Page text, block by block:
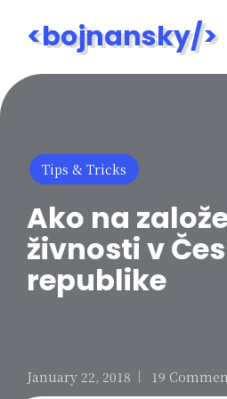
<bojnansky/>
Posted
Tips & Tricks
Ako na
živnosti v
republike
January 22, 2018 19